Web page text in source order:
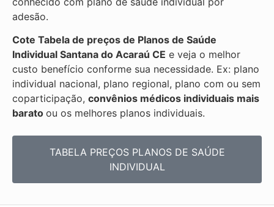
adesão.
Cote Tabela de preços de Planos de Saúde
Individual Santana do Acaraú CE e veja o melhor
custo benefício conforme sua necessidade. Ex: plano
individual nacional, plano regional, plano com ou sem
coparticipação, convênios médicos individuais mais
barato ou os melhores planos individuais.
TABELA PREÇOS PLANOS DE SAÚDE
INDIVIDUAL